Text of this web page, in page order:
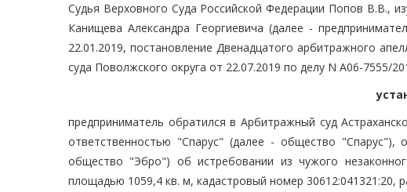
Судья Верховного Суда Российской Федерации Попов В.В.,
Канищева Александра Георгиевича (далее -
22.01.2019, постановление Двенадцатого арбитражного
суда Поволжского округа от 22.07.2019 по делу N А06-7555/
предприниматель обратился в Арбитражный суд
ответственностью "Спарус" (далее - общество
общество "Эбро") об истребовании из чужого
площадью 1059,4 кв. м, кадастровый номер 30612:041321:20,